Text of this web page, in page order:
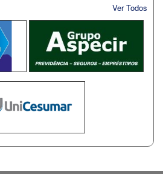
Ver Todos